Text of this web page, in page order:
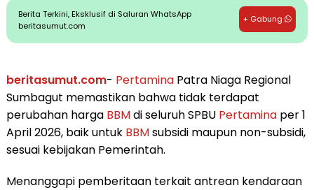
Berita Terkini, Eksklusif di Saluran WhatsApp
beritasumut.com
+ Gabung
beritasumut.com- PertaminaPatra Niaga Regional
Sumbagut memastikan bahwa tidak terdapat
perubahan harga BBMdi seluruh SPBU Pertaminaper 1
April 2026, baik untuk BBMsubsidi maupun non-subsidi,
sesuai kebijakan Pemerintah.
Menanggapi pemberitaan terkait antrean kendaraan